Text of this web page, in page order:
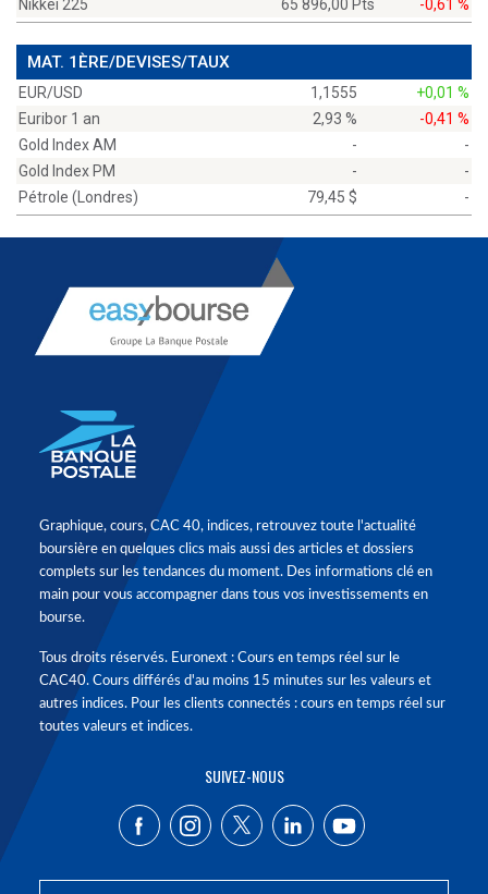
Nikkei 225 65 896,00 Pts -0,61 %
MAT. 1ÈRE/DEVISES/TAUX
EUR/USD 1,1555
+0,01 %
Euribor 1 an
2,93 %
-0,41 %
Gold Index AM
-
-
Gold Index PM
-
-
Pétrole (Londres)
79,45 $ -
Graphique, cours, CAC 40, indices, retrouvez toute l'actualité
boursière en quelques clics mais aussi des articles et dossiers
complets sur les tendances du moment. Des informations clé en
main pour vous accompagner dans tous vos investissements en
bourse.
Tous droits réservés. Euronext : Cours en temps réel sur le
CAC40. Cours différés d'au moins 15 minutes sur les valeurs et
autres indices. Pour les clients connectés : cours en temps réel sur
toutes valeurs et indices.
SUIVEZ-NOUS